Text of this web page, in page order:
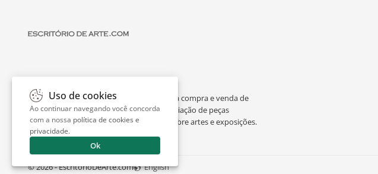
O Escritório de Arte é um portal dedicado à compra e venda de
obras de arte de artistas consagrados, avaliação de peças
individuais ou de espólios, curiosidades sobre artes e exposições.
© 2026 - EscritorioDeArte.com English
Uso de cookies
Ao continuar navegando você concorda
com a nossa política de cookies e
privacidade.
Ok